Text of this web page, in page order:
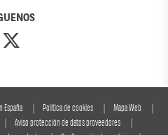
España Política de cookies
Mapa Web
Aviso protección de datos proveedores